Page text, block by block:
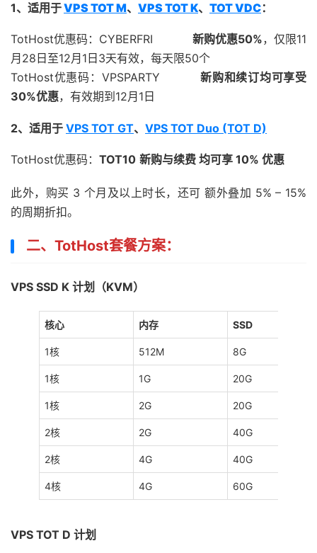
1、 适用于VPS TOT M、 VPS TOT K、 TOT VDC：
TotHost优惠码：CYBERFRI 新购优惠50%，仅限11
月28日至12月1日3天有效，每天限50个
TotHost优惠码：VPSPARTY新购和续订均可享受
30%优惠，有效期到12月1日
2、适用于 VPS TOT GT、 VPS TOT Duo (TOT D)
TotHost优惠码： TOT10 新购与续费 均可享 10% 优惠
此外，购买 3 个月及以上时长，还可 额外叠加 5% – 15%
的周期折扣。
二、TotHost套餐方案：
VPS SSD K 计划（KVM）
核心 内存 SSD
1核 512M 8G
1核 1G 20G
1核 2G 20G
2核 2G 40G
2核 4G 40G
4核 4G 60G
VPS TOT D 计划